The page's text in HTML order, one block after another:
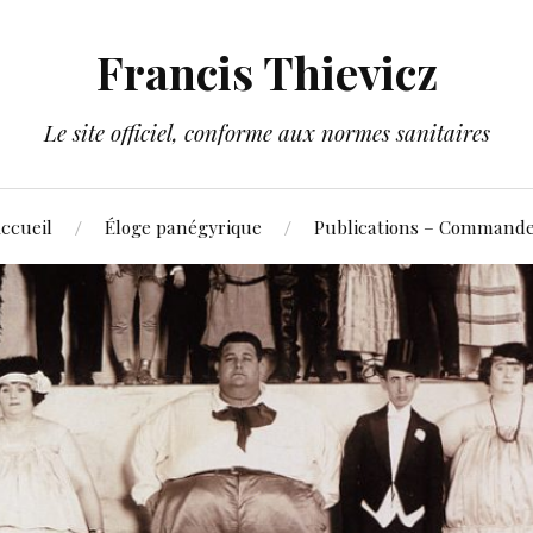
Francis Thievicz
Le site officiel, conforme aux normes sanitaires
Éloge panégyrique Publications –